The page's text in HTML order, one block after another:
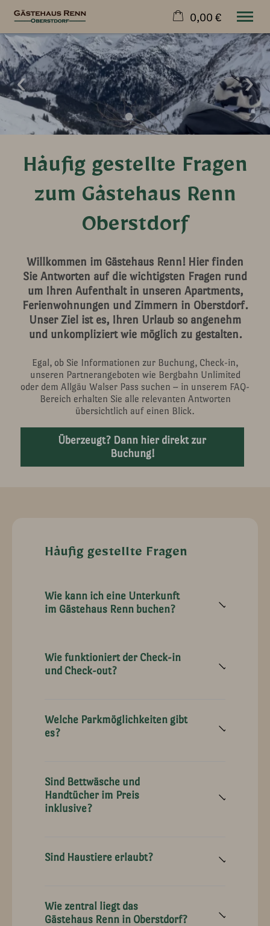
20. bis 27. August
2 Erwachsene
Wohnen & Preise
Urlaub
Über Uns
0,00 €
×
Warenkorb ist leer
Häufig gestellte Fragen
zum Gästehaus Renn
Oberstdorf
Willkommen im Gästehaus Renn! Hier finden
Sie Antworten auf die wichtigsten Fragen rund
um Ihren Aufenthalt in unseren Apartments,
Ferienwohnungen und Zimmern in Oberstdorf.
Unser Ziel ist es, Ihren Urlaub so angenehm
und unkompliziert wie möglich zu gestalten.
Egal, ob Sie Informationen zur Buchung, Check-in,
unseren Partnerangeboten wie Bergbahn Unlimited
oder dem Allgäu Walser Pass suchen – in unserem FAQ-
Bereich erhalten Sie alle relevanten Antworten
übersichtlich auf einen Blick.
Überzeugt? Dann hier direkt zur
Buchung!
Häufig gestellte Fragen
Wie kann ich eine Unterkunft
im Gästehaus Renn buchen?
Wie funktioniert der Check-in
und Check-out?
Welche Parkmöglichkeiten gibt
es?
Sind Bettwäsche und
Handtücher im Preis
inklusive?
Sind Haustiere erlaubt?
Wie zentral liegt das
Gästehaus Renn in Oberstdorf?